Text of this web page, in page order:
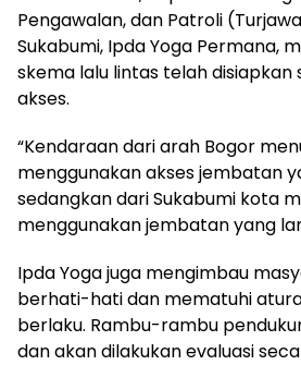
Pengawalan, dan Patroli
Sukabumi, Ipda Yoga Permana,
skema lalu lintas telah disiapkan
akses.
“Kendaraan dari arah Bogor
menggunakan akses jembatan
sedangkan dari Sukabumi kota
menggunakan jembatan yang
Ipda Yoga juga mengimbau
berhati-hati dan mematuhi
berlaku. Rambu-rambu
dan akan dilakukan evaluasi